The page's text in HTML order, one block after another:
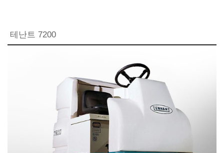
테난트 7200